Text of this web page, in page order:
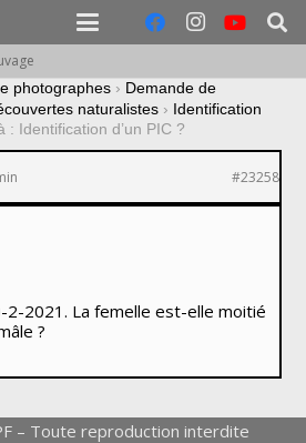
photographes › Demande de
naturalistes › Identification
: Identification d’un PIC ?
#23258
2-2021. La femelle est-elle moitié
?
– Toute reproduction interdite